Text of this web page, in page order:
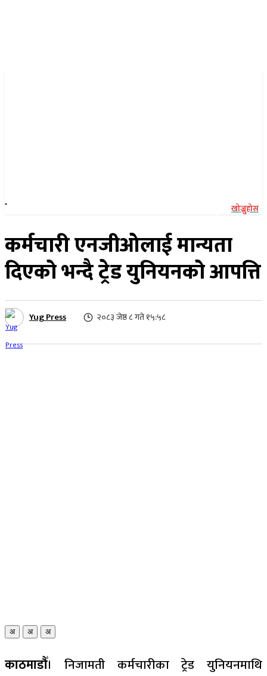
खोज्नुहोस
कर्मचारी एनजीओलाई मान्यता
दिएको भन्दै ट्रेड युनियनको आपत्ति
Yug Press २०८३ जेष्ठ ८ गते १५:५८
अ अ अ
काठमाडौँ। निजामती कर्मचारीका ट्रेड युनियनमाथि